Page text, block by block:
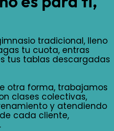
tradicional, lleno
tu cuota, entras
tus tablas descargadas
otra forma, trabajamos
clases colectivas,
y atendiendo
cada cliente,